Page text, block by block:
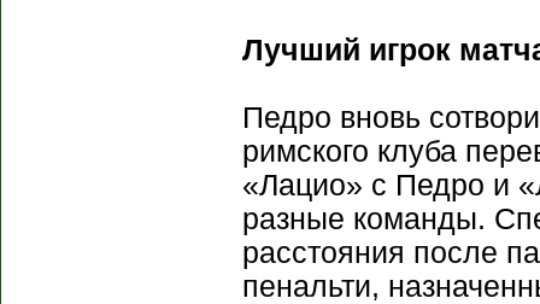
Лучший игрок
Педро вновь
римского клуба
«Лацио» с Педро и
разные команды.
расстояния после
пенальти,